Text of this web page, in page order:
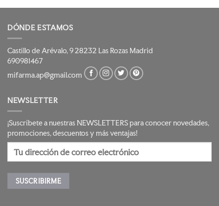
DÓNDE ESTAMOS
Castillo de Arévalo, 9 28232 Las Rozas Madrid
690981467
mifarma.ap@gmail.com
NEWSLETTER
¡Suscríbete a nuestras NEWSLETTERS para conocer novedades,
promociones, descuentos y más ventajas!